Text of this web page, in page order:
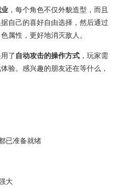
，每个角色不仅外貌造型，而且
自己的喜好自由选择，然后通过
属性，更好地消灭敌人。
了 自动攻击的操作方式 ，玩家需
验。感兴趣的朋友还在等什么，
已准备就绪
大